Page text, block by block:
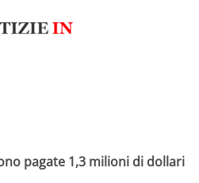
pagate 1,3 milioni di dollari